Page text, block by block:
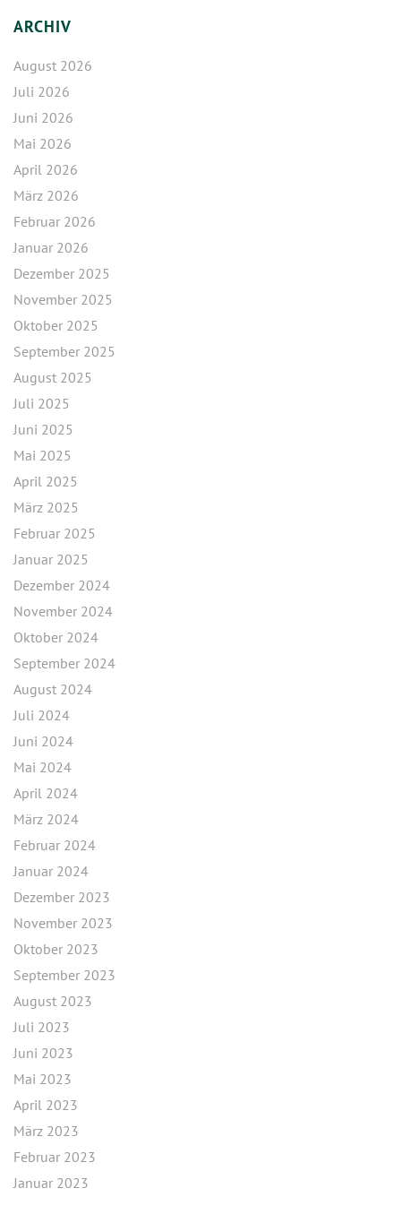
ARCHIV
August 2026
Juli 2026
Juni 2026
Mai 2026
April 2026
März 2026
Februar 2026
Januar 2026
Dezember 2025
November 2025
Oktober 2025
September 2025
August 2025
Juli 2025
Juni 2025
Mai 2025
April 2025
März 2025
Februar 2025
Januar 2025
Dezember 2024
November 2024
Oktober 2024
September 2024
August 2024
Juli 2024
Juni 2024
Mai 2024
April 2024
März 2024
Februar 2024
Januar 2024
Dezember 2023
November 2023
Oktober 2023
September 2023
August 2023
Juli 2023
Juni 2023
Mai 2023
April 2023
März 2023
Februar 2023
Januar 2023